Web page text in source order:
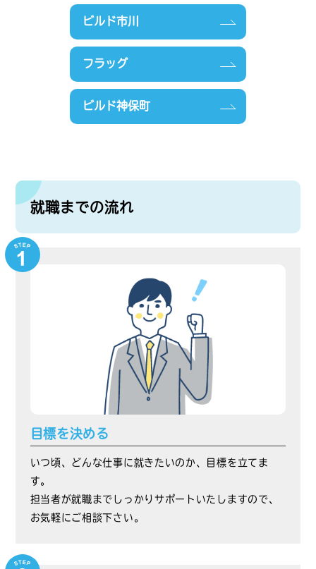
ビルド市川
フラッグ
ビルド神保町
就職までの流れ
目標を決める
いつ頃、どんな仕事に就きたいのか、目標を立てま
す。
担当者が就職までしっかりサポートいたしますので、
お気軽にご相談下さい。